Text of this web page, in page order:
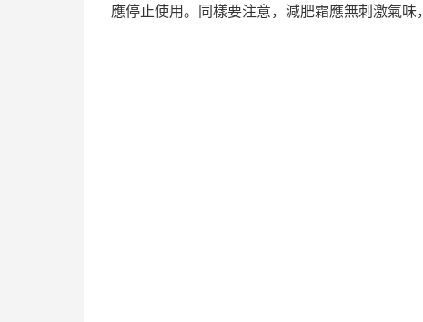
應停止使用。同樣要注意，減肥霜應無刺激氣味